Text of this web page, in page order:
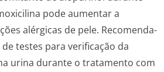
pode aumentar a
alérgicas de pele. Recomenda-
testes para verificação da
urina durante o tratamento com